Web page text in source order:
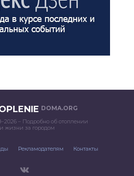
DOMA.ORG
– Подробно об отоплении
жизни за городом
Рекламодателям Контакты